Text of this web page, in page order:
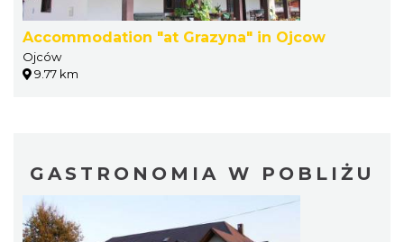
Accommodation "at Grazyna" in Ojcow
Ojców
9.77 km
GASTRONOMIA W POBLIŻU